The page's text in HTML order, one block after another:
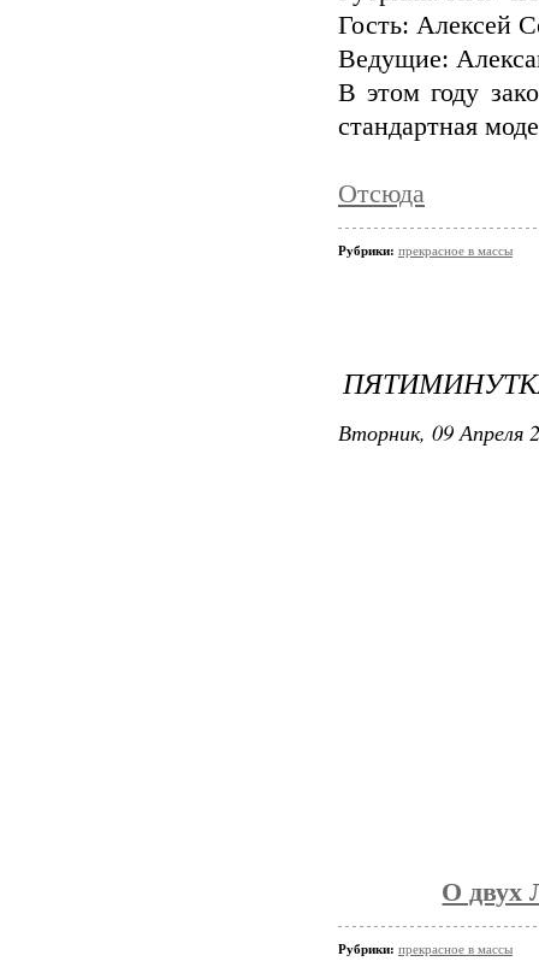
Гость: Алексей
Ведущие:
В этом году
стандартная
Отсюда
Рубрики: прекрасное в массы
Вторник, 09 Апреля
О двух
Рубрики: прекрасное в массы